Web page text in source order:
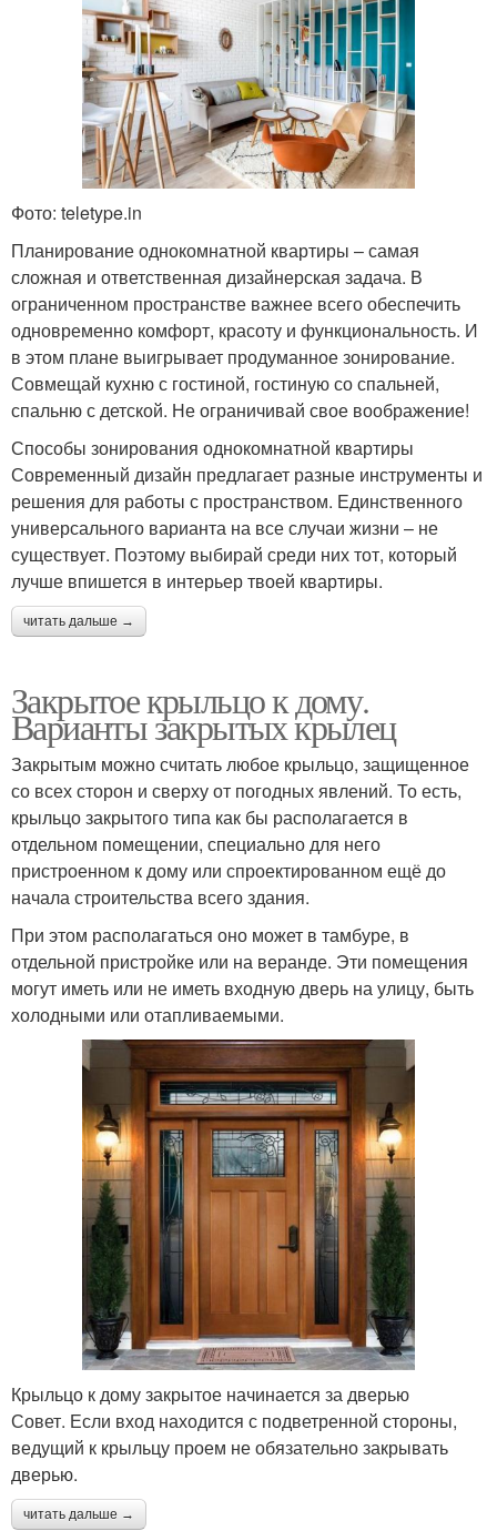
Фото: teletype.in
Планирование однокомнатной квартиры – самая
сложная и ответственная дизайнерская задача. В
ограниченном пространстве важнее всего обеспечить
одновременно комфорт, красоту и функциональность. И
в этом плане выигрывает продуманное зонирование.
Совмещай кухню с гостиной, гостиную со спальней,
спальню с детской. Не ограничивай свое воображение!
Способы зонирования однокомнатной квартиры
Современный дизайн предлагает разные инструменты и
решения для работы с пространством. Единственного
универсального варианта на все случаи жизни – не
существует. Поэтому выбирай среди них тот, который
лучше впишется в интерьер твоей квартиры.
читать дальше →
Закрытое крыльцо к дому.
Варианты закрытых крылец
Закрытым можно считать любое крыльцо, защищенное
со всех сторон и сверху от погодных явлений. То есть,
крыльцо закрытого типа как бы располагается в
отдельном помещении, специально для него
пристроенном к дому или спроектированном ещё до
начала строительства всего здания.
При этом располагаться оно может в тамбуре, в
отдельной пристройке или на веранде. Эти помещения
могут иметь или не иметь входную дверь на улицу, быть
холодными или отапливаемыми.
Крыльцо к дому закрытое начинается за дверью
Совет. Если вход находится с подветренной стороны,
ведущий к крыльцу проем не обязательно закрывать
дверью.
читать дальше →